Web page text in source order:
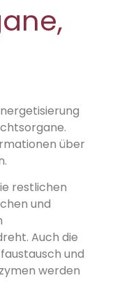
über
restlichen
und
Auch die
und
werden